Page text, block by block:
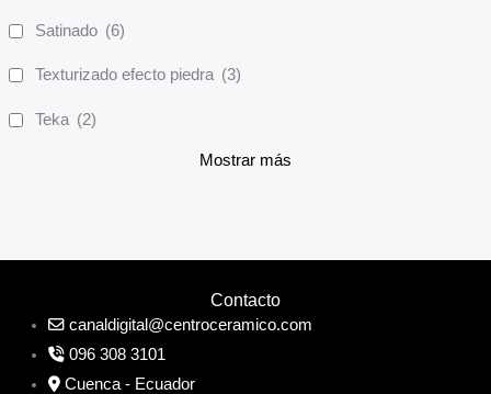
Satinado (6)
Texturizado efecto piedra (3)
Teka (2)
Mostrar más
Contacto
canaldigital@centroceramico.com
096 308 3101
Cuenca - Ecuador